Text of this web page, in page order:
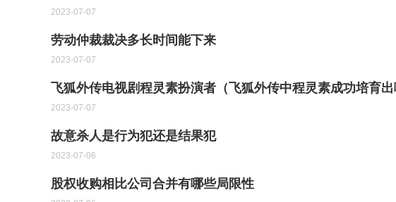
2023-07-07
劳动仲裁裁决多长时间能下来
2023-07-07
飞狐外传电视剧程灵素扮演者（飞狐外传中程灵素成功培育出
2023-07-07
故意杀人是行为犯还是结果犯
2023-07-06
股权收购相比公司合并有哪些局限性